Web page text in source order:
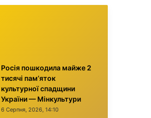
Росія пошкодила майже 2
тисячі пам’яток
культурної спадщини
України — Мінкультури
6 Серпня, 2026, 14:10